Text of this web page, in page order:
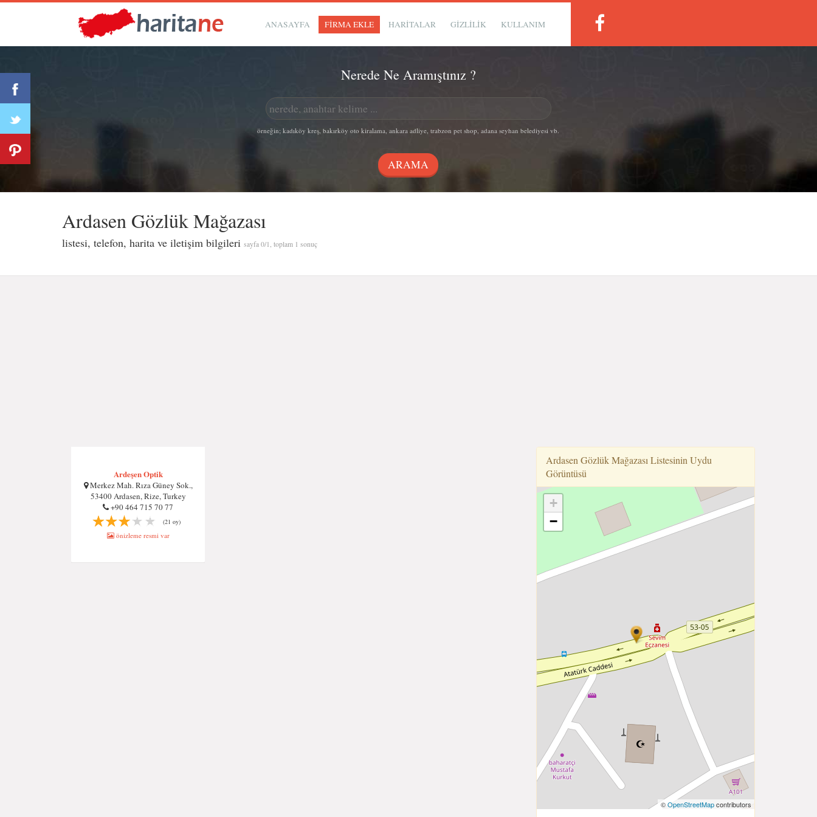
ANASAYFA FİRMA EKLE HARİTALAR GIZLILIK KULLANIM
Nerede Ne Aramıştınız ?
örneğin; kadıköy kreş, bakırköy oto kiralama, ankara adliye, trabzon pet shop, adana seyhan belediyesi vb.
Ardasen Gözlük Mağazası
listesi, telefon, harita ve iletişim bilgileri sayfa 0/1, toplam 1 sonuç
Ardeşen Optik
Merkez Mah. Rıza Güney Sok.,
53400 Ardasen, Rize, Turkey
+90 464 715 70 77
(21 oy)
önizleme resmi var
Ardasen Gözlük Mağazası Listesinin Uydu
Görüntüsü
+
−
©OpenStreetMapcontributors